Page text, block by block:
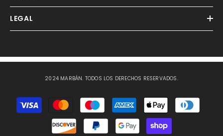
LEGAL
2024 MARBÁN. TODOS LOS DERECHOS RESERVADOS.
Métodos
de
Pago